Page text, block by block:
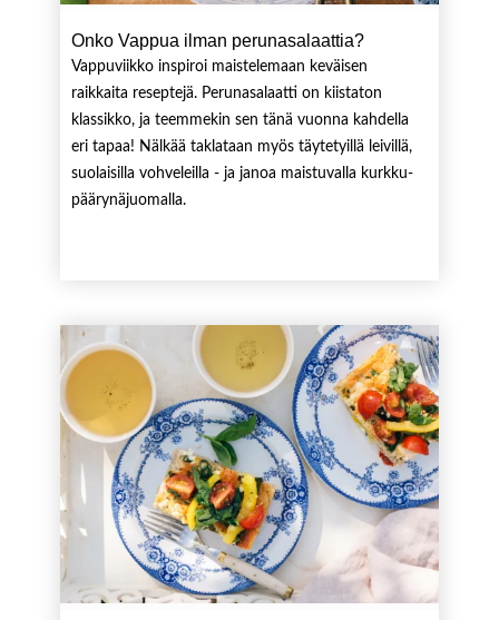
Onko Vappua ilman perunasalaattia?
Vappuviikko inspiroi maistelemaan keväisen
raikkaita reseptejä. Perunasalaatti on kiistaton
klassikko, ja teemmekin sen tänä vuonna kahdella
eri tapaa! Nälkää taklataan myös täytetyillä leivillä,
suolaisilla vohveleilla - ja janoa maistuvalla kurkku-
päärynäjuomalla.